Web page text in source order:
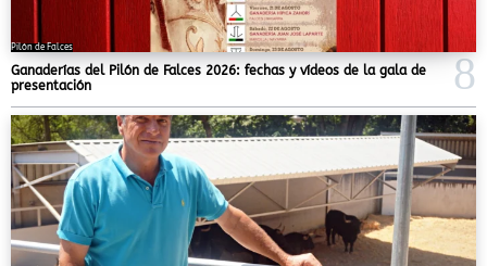
Pilón de Falces
Ganaderías del Pilón de Falces 2026: fechas y vídeos de la gala de
presentación